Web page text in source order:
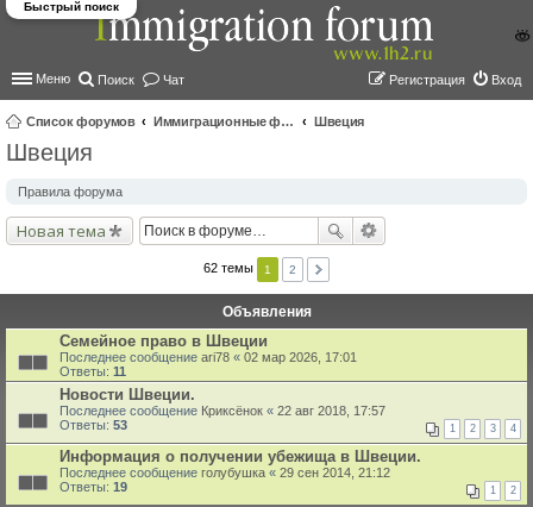
Меню Поиск Чат Вход
Регистрация
Список форумов Иммиграционные форумы | Immigration forums
Швеция
Быстрый поиск
Швеция
Правила форума
Новая тема
62 темы 1 2
Объявления
Семейное право в Швеции
Последнее сообщение ari78 « 02 мар 2026, 17:01
Ответы: 11
Новости Швеции.
Последнее сообщение Криксёнок « 22 авг 2018, 17:57
Ответы: 53 1 2 3 4
Информация о получении убежища в Швеции.
Последнее сообщение голубушка « 29 сен 2014, 21:12
Ответы: 19 1 2